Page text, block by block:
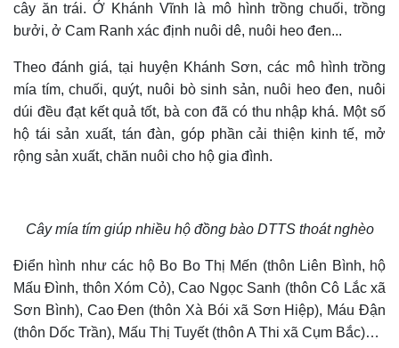
cây ăn trái. Ở Khánh Vĩnh là mô hình trồng chuối, trồng
bưởi, ở Cam Ranh xác định nuôi dê, nuôi heo đen...
Theo đánh giá, tại huyện Khánh Sơn, các mô hình trồng
mía tím, chuối, quýt, nuôi bò sinh sản, nuôi heo đen, nuôi
dúi đều đạt kết quả tốt, bà con đã có thu nhập khá. Một số
hộ tái sản xuất, tán đàn, góp phần cải thiện kinh tế, mở
rộng sản xuất, chăn nuôi cho hộ gia đình.
Cây mía tím giúp nhiều hộ đồng bào DTTS thoát nghèo
Điển hình như các hộ Bo Bo Thị Mến (thôn Liên Bình, hộ
Mấu Đình, thôn Xóm Cỏ), Cao Ngọc Sanh (thôn Cô Lắc xã
Sơn Bình), Cao Đen (thôn Xà Bói xã Sơn Hiệp), Máu Đận
(thôn Dốc Trần), Mấu Thị Tuyết (thôn A Thi xã Cụm Bắc)…